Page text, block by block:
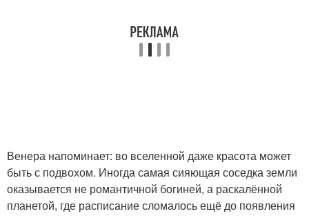
Венера напоминает: во вселенной даже красота может
быть с подвохом. Иногда самая сияющая соседка земли
оказывается не романтичной богиней, а раскалённой
планетой, где расписание сломалось ещё до появления